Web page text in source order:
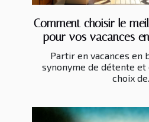
Comment choisir le
pour vos vacances
Partir en vacances en
synonyme de détente et
choix